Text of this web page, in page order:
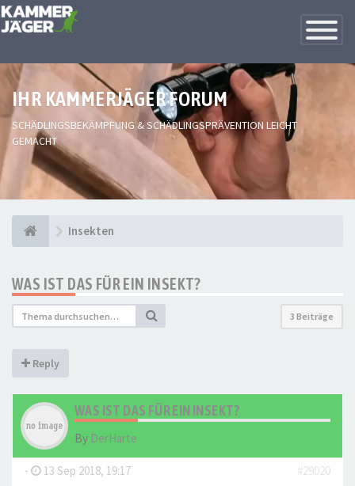
Toggle
IHR KAMMERJÄGER FORUM
SCHÄDLINGSBEKÄMPFUNG & SCHÄDLINGSPRÄVENTION LEICHT
GEMACHT
Insekten
WAS IST DAS FÜR EIN INSEKT?
3 Beiträge
Reply
WAS IST DAS FÜR EIN INSEKT?
By DerHarte
- 13 Sep 2018, 19:17
#29020